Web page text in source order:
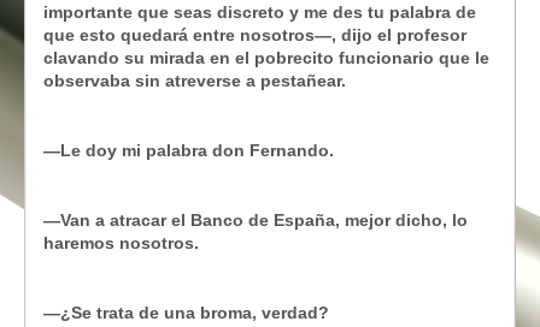
importante que seas discreto y me des tu palabra de
que esto quedará entre nosotros—, dijo el profesor
clavando su mirada en el pobrecito funcionario que le
observaba sin atreverse a pestañear.
—Le doy mi palabra don Fernando.
—Van a atracar el Banco de España, mejor dicho, lo
haremos nosotros.
—¿Se trata de una broma, verdad?